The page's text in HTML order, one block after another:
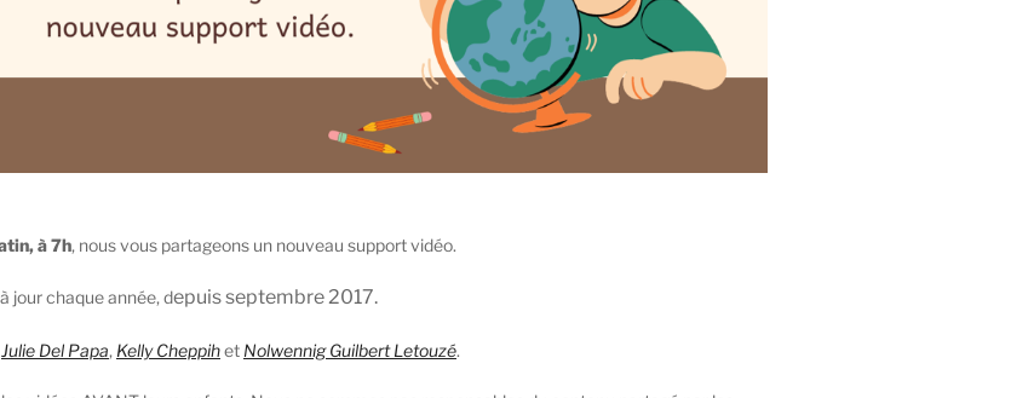
à 7h, nous vous partageons un nouveau support vidéo.
jour chaque année, depuis septembre 2017.
Julie Del Papa, Kelly Cheppihet Nolwennig Guilbert Letouzé.